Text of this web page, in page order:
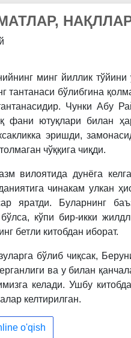
минг йиллик тўйини
тантанаси бўлибгина
Чунки Абу
ютуқлари билан
эришди,
чўққига чиқди.
вилоятида дунёга
чинакам улкан
яратди. Буларнинг
кўпи бир-икки
бетли китобдан иборат.
бўлиб чиқсак,
ва у билан
келади. Ушбу
келтирилган.
o'qish